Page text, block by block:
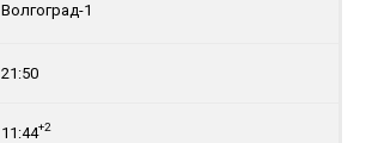
Волгоград-1
21:50
11:44+2